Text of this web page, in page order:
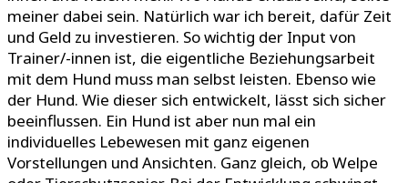
meiner dabei sein. Natürlich war ich bereit, dafür Zeit
und Geld zu investieren. So wichtig der Input von
Trainer/-innen ist, die eigentliche Beziehungsarbeit
mit dem Hund muss man selbst leisten. Ebenso wie
der Hund. Wie dieser sich entwickelt, lässt sich sicher
beeinflussen. Ein Hund ist aber nun mal ein
individuelles Lebewesen mit ganz eigenen
Vorstellungen und Ansichten. Ganz gleich, ob Welpe